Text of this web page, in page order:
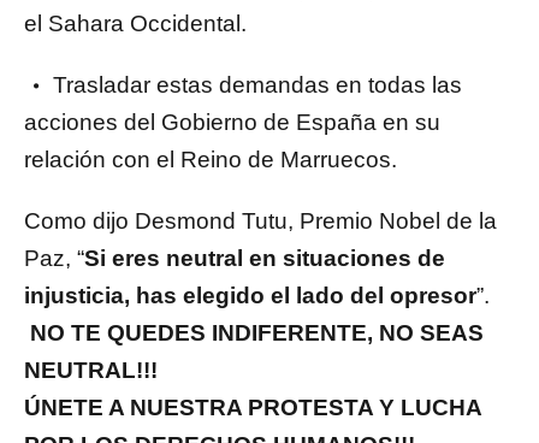
el Sahara Occidental.
Trasladar estas demandas en todas las
acciones del Gobierno de España en su
relación con el Reino de Marruecos.
Como dijo Desmond Tutu, Premio Nobel de la
Paz, “Si eres neutral en situaciones de
injusticia, has elegido el lado del opresor”.
NO TE QUEDES INDIFERENTE, NO SEAS
NEUTRAL!!!
ÚNETE A NUESTRA PROTESTA Y LUCHA